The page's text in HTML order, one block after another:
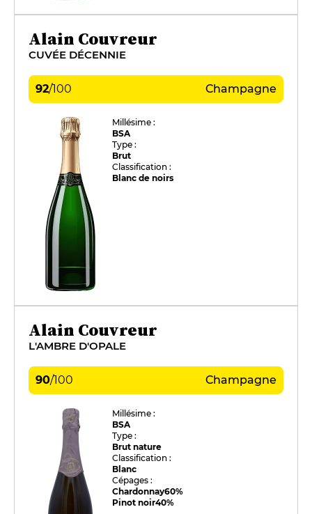
Alain Couvreur
CUVÉE DÉCENNIE
92/100 Champagne
Millésime :
BSA
Type :
Brut
Classification :
Blanc de noirs
Alain Couvreur
L'AMBRE D'OPALE
90/100 Champagne
Millésime :
BSA
Type :
Brut nature
Classification :
Blanc
Cépages :
Chardonnay60%
Pinot noir40%